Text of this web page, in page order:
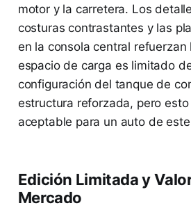
motor y la carretera. Los
costuras contrastantes y las
en la consola central refuerzan
espacio de carga es limitado
configuración del tanque de
estructura reforzada, pero
aceptable para un auto de
Edición Limitada y
Mercado